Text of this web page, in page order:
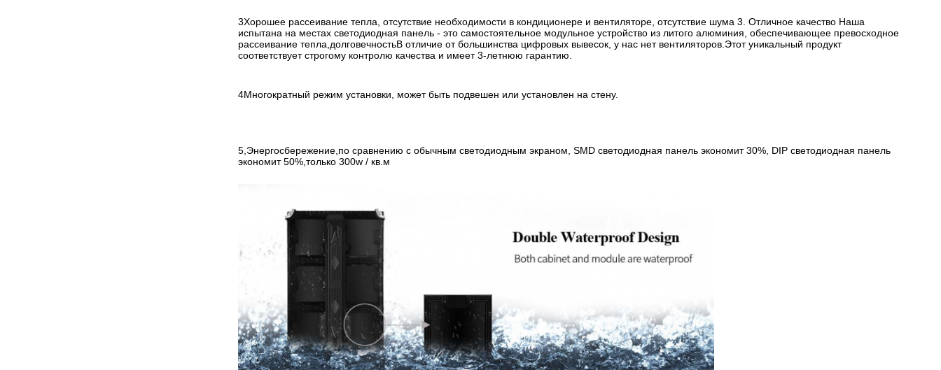
3Хорошее рассеивание тепла, отсутствие необходимости в кондиционере и вентиляторе, отсутствие шума 3. Отличное качество Наша
испытана на местах светодиодная панель - это самостоятельное модульное устройство из литого алюминия, обеспечивающее превосходное
рассеивание тепла,долговечностьВ отличие от большинства цифровых вывесок, у нас нет вентиляторов.Этот уникальный продукт
соответствует строгому контролю качества и имеет 3-летнюю гарантию.
4Многократный режим установки, может быть подвешен или установлен на стену.
5,Энергосбережение,по сравнению с обычным светодиодным экраном, SMD светодиодная панель экономит 30%, DIP светодиодная панель
экономит 50%,только 300w / кв.м